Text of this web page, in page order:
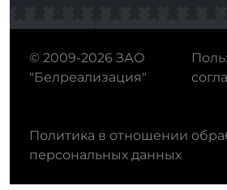
© 2009-2026 ЗАО
"Белреализация"
Политика в отношении
персональных данных